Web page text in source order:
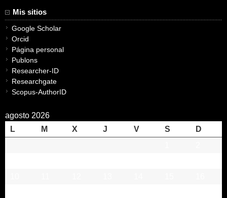
Mis sitios
Google Scholar
Orcid
Página personal
Publons
Researcher-ID
Researchgate
Scopus-AuthorID
agosto 2026
L
M X J V S
D